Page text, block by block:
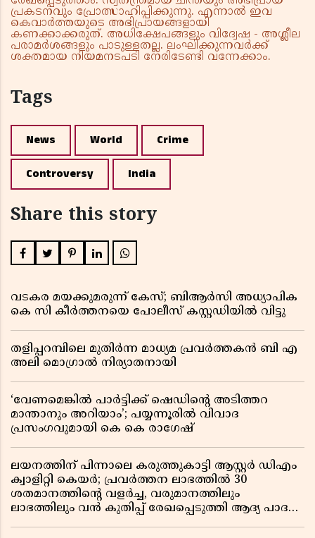
പ്രകടനവും പ്രോത്സാഹിപ്പിക്കുന്നു. എന്നാൽ ഇവ
കെവാർത്തയുടെ അഭിപ്രായങ്ങളായി
കണക്കാക്കരുത്. അധിക്ഷേപങ്ങളും വിദ്വേഷ - അശ്ലീല
പരാമർശങ്ങളും പാടുള്ളതല്ല. ലംഘിക്കുന്നവർക്ക്
ശക്തമായ നിയമനടപടി നേരിടേണ്ടി വന്നേക്കാം.
Tags
News World Crime
Controversy India
Share this story
വടകര മയക്കുമരുന്ന് കേസ്; ബിആർസി അധ്യാപിക
കെ സി കീർത്തനയെ പോലീസ് കസ്റ്റഡിയിൽ വിട്ടു
തളിപ്പറമ്പിലെ മുതിർന്ന മാധ്യമ പ്രവർത്തകൻ ബി എ
അലി മൊഗ്രാൽ നിര്യാതനായി
‘വേണമെങ്കിൽ പാർട്ടിക്ക് ഷെഡിൻ്റെ അടിത്തറ
മാന്താനും അറിയാം’; പയ്യന്നൂരിൽ വിവാദ
പ്രസംഗവുമായി കെ കെ രാഗേഷ്
ലയനത്തിന് പിന്നാലെ കരുത്തുകാട്ടി ആസ്റ്റർ ഡിഎം
ക്വാളിറ്റി കെയർ; പ്രവർത്തന ലാഭത്തിൽ 30
ശതമാനത്തിൻ്റെ വളർച്ച, വരുമാനത്തിലും
ലാഭത്തിലും വൻ കുതിപ്പ് രേഖപ്പെടുത്തി ആദ്യ പാദ